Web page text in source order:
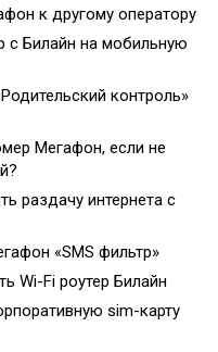
к другому оператору
с Билайн на мобильную
контроль»
Мегафон, если не
раздачу интернета с
«SMS фильтр»
Wi-Fi роутер Билайн
sim-карту